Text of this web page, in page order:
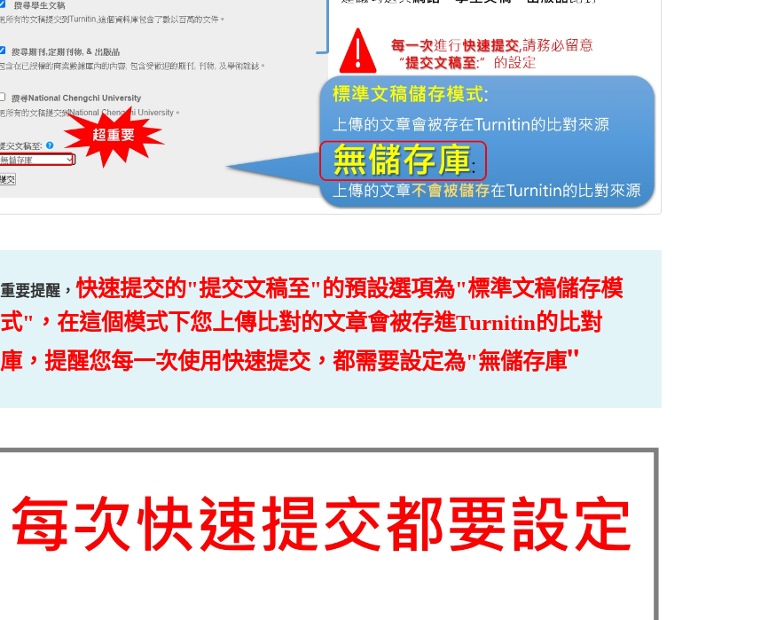
重要提醒， 快速提交的"提交文稿至"的預設選項為"標準文稿儲存模
式"，在這個模式下您上傳比對的文章會被存進Turnitin的比對
庫，提醒您每一次使用快速提交，都需要設定為"無儲存庫"